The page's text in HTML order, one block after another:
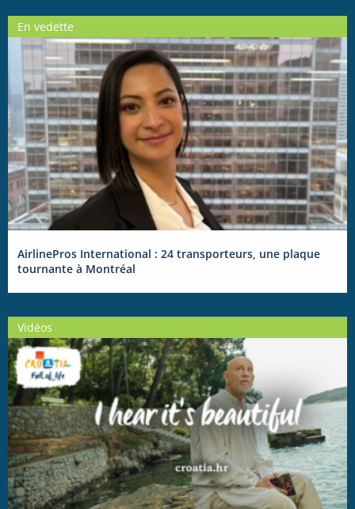
En vedette
AirlinePros International : 24 transporteurs, une plaque
tournante à Montréal
Vidéos